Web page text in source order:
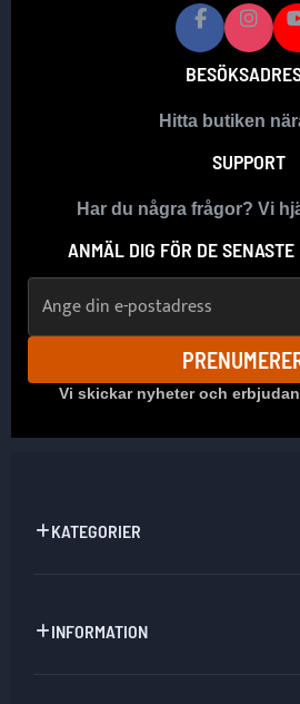
Hitta butiken
SUPPORT
Har du några frågor? Vi
ANMÄL DIG FÖR DE
Vi skickar nyheter och
KATEGORIER
INFORMATION